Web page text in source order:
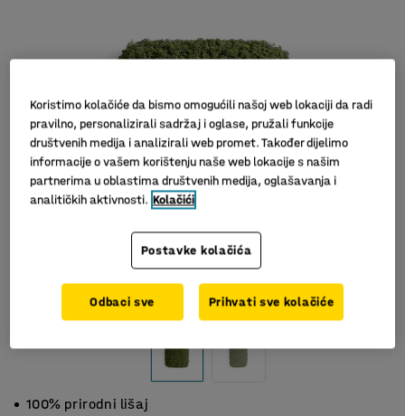
Slični proizvodi
100% prirodni lišaj
Koristimo kolačiće da bismo omogućili našoj web lokaciji da radi
pravilno, personalizirali sadržaj i oglase, pružali funkcije
društvenih medija i analizirali web promet. Također dijelimo
informacije o vašem korištenju naše web lokacije s našim
partnerima u oblastima društvenih medija, oglašavanja i
analitičkih aktivnosti. Kolačići
Postavke kolačića
Odbaci sve Prihvati sve kolačiće